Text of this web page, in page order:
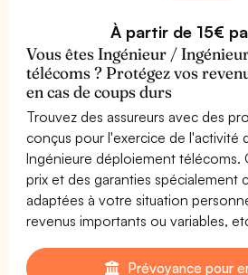
À partir de 15€
Vous êtes Ingénieur /
télécoms ? Protégez vos
en cas de coups durs
Trouvez des assureurs avec des
conçus pour l'exercice de l'activité
Ingénieure déploiement télécoms.
prix et des garanties spécialement
adaptées à votre situation
revenus importants ou variables,
Prévoyance pour